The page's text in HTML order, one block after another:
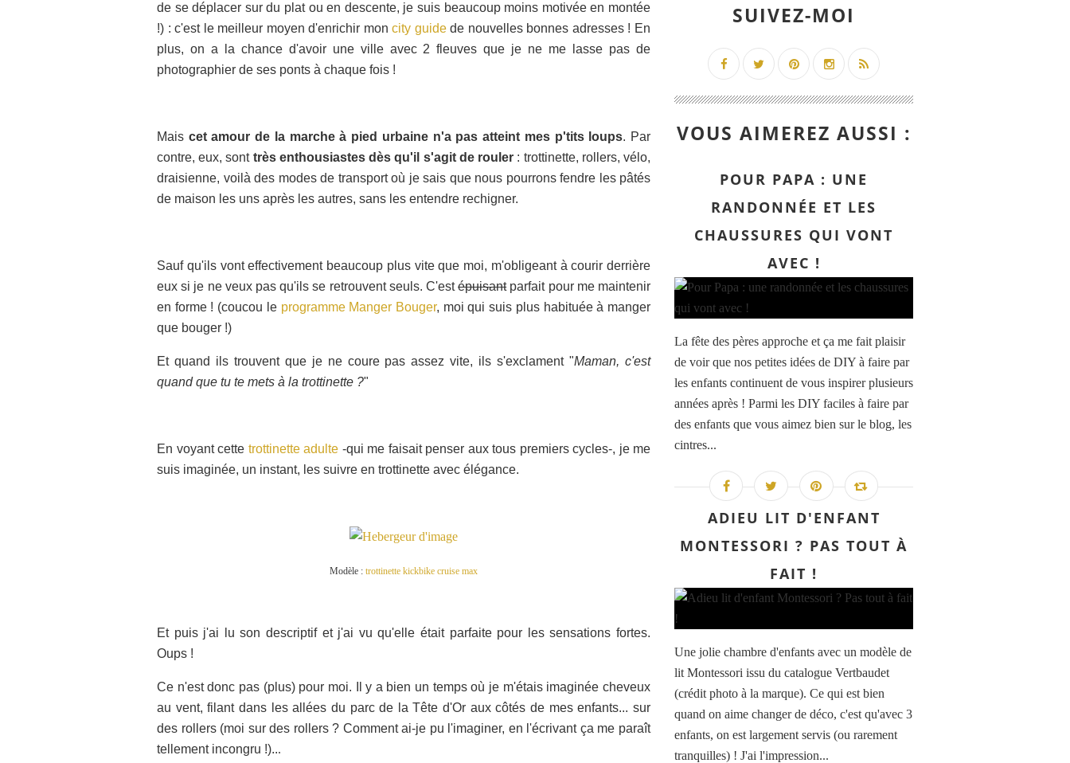
de se déplacer sur du plat ou en descente, je suis beaucoup moins motivée en montée
!) : c'est le meilleur moyen d'enrichir moncity guidede nouvelles bonnes adresses ! En
plus, on a la chance d'avoir une ville avec 2 fleuves que je ne me lasse pas de
photographier de ses ponts à chaque fois !
Mais cet amour de la marche à pied urbaine n'a pas atteint mes p'tits loups. Par
contre, eux, sont très enthousiastes dès qu'il s'agit de rouler : trottinette, rollers, vélo,
draisienne, voilà des modes de transport où je sais que nous pourrons fendre les pâtés
de maison les uns après les autres, sans les entendre rechigner.
Sauf qu'ils vont effectivement beaucoup plus vite que moi, m'obligeant à courir derrière
eux si je ne veux pas qu'ils se retrouvent seuls. C'estépuisantparfait pour me maintenir
en forme ! (coucou le programme Manger Bouger, moi qui suis plus habituée à manger
que bouger !)
Et quand ils trouvent que je ne coure pas assez vite, ils s'exclament "Maman, c'est
quand que tu te mets à la trottinette ?"
En voyant cette trottinette adulte -qui me faisait penser aux tous premiers cycles-, je me
suis imaginée, un instant, les suivre en trottinette avec élégance.
Modèle : trottinette kickbike cruise max
Et puis j'ai lu son descriptif et j'ai vu qu'elle était parfaite pour les sensations fortes.
Oups !
Ce n'est donc pas (plus) pour moi. Il y a bien un temps où je m'étais imaginée cheveux
au vent, filant dans les allées du parc de la Tête d'Or aux côtés de mes enfants... sur
des rollers (moi sur des rollers ? Comment ai-je pu l'imaginer, en l'écrivant ça me paraît
tellement incongru !)...
SUIVEZ-MOI
VOUS AIMEREZ AUSSI :
POUR PAPA : UNE
RANDONNÉE ET LES
CHAUSSURES QUI VONT
AVEC !
La fête des pères approche et ça me fait plaisir
de voir que nos petites idées de DIY à faire par
les enfants continuent de vous inspirer plusieurs
années après ! Parmi les DIY faciles à faire par
des enfants que vous aimez bien sur le blog, les
cintres...
ADIEU LIT D'ENFANT
MONTESSORI ? PAS TOUT À
FAIT !
Une jolie chambre d'enfants avec un modèle de
lit Montessori issu du catalogue Vertbaudet
(crédit photo à la marque). Ce qui est bien
quand on aime changer de déco, c'est qu'avec 3
enfants, on est largement servis (ou rarement
tranquilles) ! J'ai l'impression...